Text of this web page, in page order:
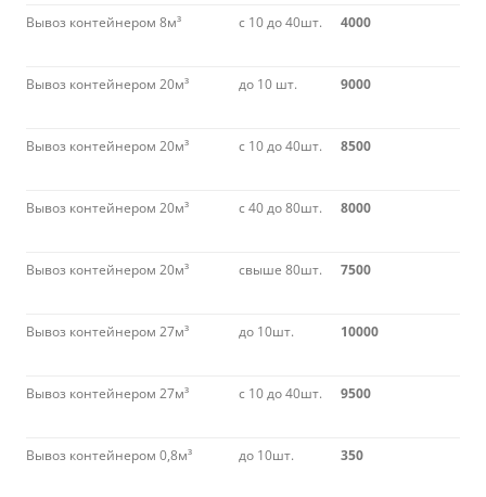
Вывоз контейнером 8м³ с 10 до 40шт. 4000
Вывоз контейнером 20м³ до 10 шт. 9000
Вывоз контейнером 20м³ с 10 до 40шт. 8500
Вывоз контейнером 20м³ с 40 до 80шт. 8000
Вывоз контейнером 20м³ свыше 80шт. 7500
Вывоз контейнером 27м³ до 10шт. 10000
Вывоз контейнером 27м³ с 10 до 40шт. 9500
Вывоз контейнером 0,8м³ до 10шт. 350